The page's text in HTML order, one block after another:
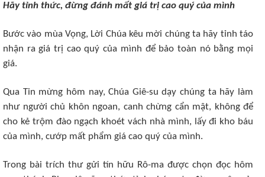
Hãy tỉnh thức, đừng đánh mất giá trị cao quý của mình
Bước vào mùa Vọng, Lời Chúa kêu mời chúng ta hãy tỉnh táo
nhận ra giá trị cao quý của mình để bảo toàn nó bằng mọi
giá.
Qua Tin mừng hôm nay, Chúa Giê-su dạy chúng ta hãy làm
như người chủ khôn ngoan, canh chừng cẩn mật, không để
cho kẻ trộm đào ngạch khoét vách nhà mình, lấy đi kho báu
của mình, cướp mất phẩm giá cao quý của mình.
Trong bài trích thư gửi tín hữu Rô-ma được chọn đọc hôm